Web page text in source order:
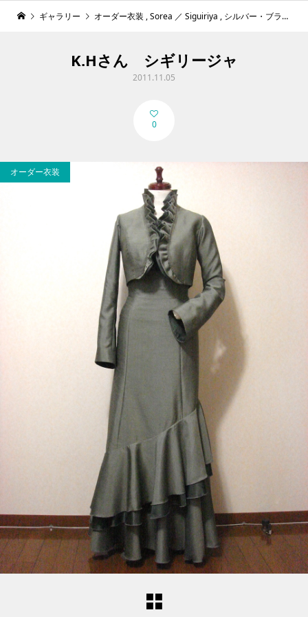
ギャラリー オーダー衣装 ,Sorea ／ Siguiriya , シルバー・ブラック系
K.Hさん シギリージャ
2011.11.05
0
オーダー衣装